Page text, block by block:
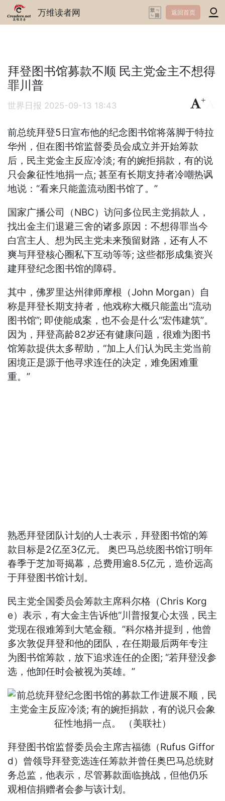
万维读者网 返回首页
拜登图书馆募款不顺 民主党金主不想得
罪川普
世界日报 2025-09-13 18:43
+
前总统拜登5日宣布他的纪念图书馆将落脚于特拉
华州，但在图书馆监督委员会成立并开始筹款
后，民主党金主反应冷淡; 有的婉拒捐款，有的说
只会象征性地捐一点; 甚至有长期支持者冷嘲热讽
地说：“看来只能盖流动图书馆了。”
国家广播公司（NBC）访问多位民主党捐款人，
找出金主们退避三舍的诸多原因：不想得罪当今
白宫主人、想为民主党未来预留财路，还有人不
爽与拜登核心圈私下互动等等; 这些都形成集资兴
建拜登纪念图书馆的障碍。
其中，佛罗里达州律师摩根（John Morgan）自
称是拜登长期支持者，他戏称大概只能盖出“流动
图书馆”; 即使能成案，也不会是什么“宏伟建筑”。
因为，拜登高龄82岁还有健康问题，很难为图书
馆筹款提供太多帮助，“加上人们认为民主党当前
困境正是源于他寻求连任的决定，难免困难重
重。”
熟悉拜登团队计划的人士表示，拜登图书馆的筹
款目标是2亿至3亿元。 奥巴马总统图书馆订明年
春季于芝加哥揭幕，总费用逾8.5亿元，造价远高
于拜登图书馆计划。
民主党全国委员会筹款主席科尔格（Chris Korg
e）表示，有大金主告诉他“川普报复心太强，民主
党现在很难筹到大笔金额。”科尔格并提到，他曾
多次敦促拜登和他的团队，在任期最后两年专注
为图书馆筹款，放下追求连任的企图; “若拜登没参
选，他卸任时会被视为英雄。”
拜登图书馆监督委员会主席吉福德（Rufus Giffor
d）曾领导拜登竞选连任筹款并曾任奥巴马总统财
务总监，他表示，尽管募款面临挑战，但他仍乐
观相信捐赠者会参与该计划。